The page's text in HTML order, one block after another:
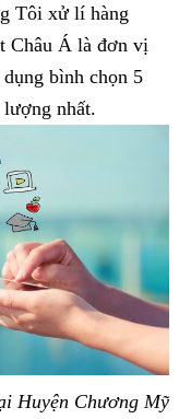
Tôi xử lí hàng
Châu Á là đơn vị
bình chọn 5
nhất.
Huyện Chương Mỹ